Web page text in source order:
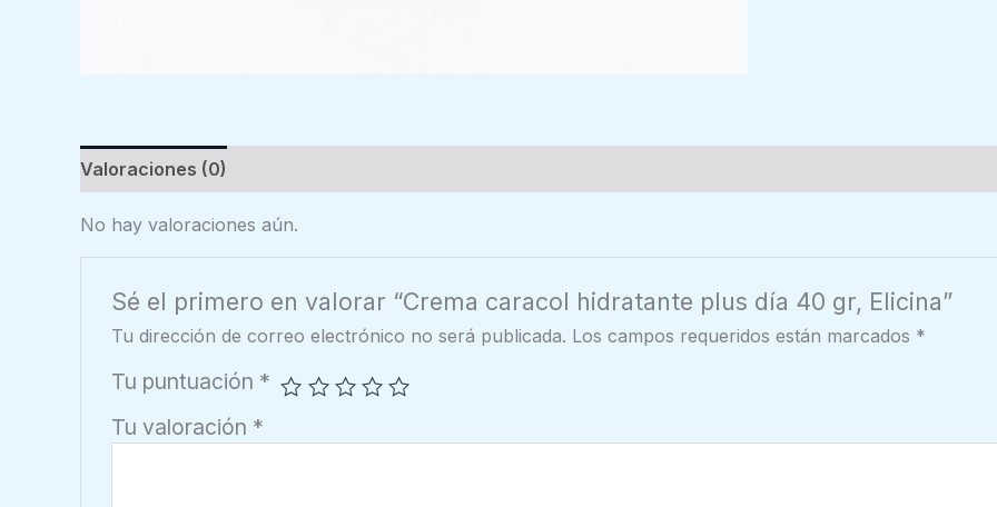
Valoraciones (0)
No hay valoraciones aún.
Sé el primero en valorar “Crema caracol hidratante plus día 40 gr, Elicina”
Tu dirección de correo electrónico no será publicada. Los campos requeridos están marcados *
Tu puntuación *
Tu valoración *